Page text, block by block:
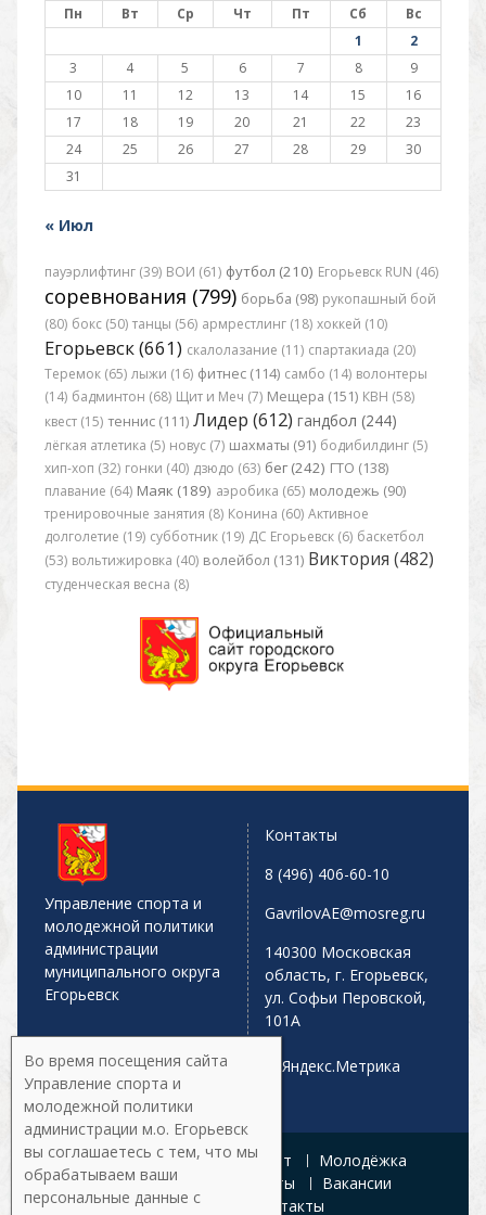
Пн Вт Ср Чт Пт Сб
Вс
1
2
3
4 5 6 7 8
9
10
11 12 13 14 15
16
17
18 19 20 21 22
23
24
25 26 27 28 29
30
31
« Июл
пауэрлифтинг (39) ВОИ (61) футбол (210) Егорьевск RUN (46)
соревнования (799) борьба (98) рукопашный бой
(80) бокс (50) танцы (56) армрестлинг (18) хоккей (10)
Егорьевск (661) скалолазание (11) спартакиада (20)
Теремок (65) лыжи (16) фитнес (114) самбо (14) волонтеры
(14) бадминтон (68) Щит и Меч (7) Мещера (151) КВН (58)
квест (15) теннис (111) Лидер (612) гандбол (244)
лёгкая атлетика (5) новус (7) шахматы (91) бодибилдинг (5)
хип-хоп (32) гонки (40) дзюдо (63) бег (242) ГТО (138)
плавание (64) Маяк (189) аэробика (65) молодежь (90)
тренировочные занятия (8) Конина (60) Активное
долголетие (19) субботник (19) ДС Егорьевск (6) баскетбол
(53) вольтижировка (40) волейбол (131) Виктория (482)
студенческая весна (8)
Управление спорта и
молодежной политики
администрации
муниципального округа
Егорьевск
Контакты
8 (496) 406-60-10
GavrilovAE@mosreg.ru
140300 Московская
область, г. Егорьевск,
ул. Софьи Перовской,
101А
Главная Афиша Спорт
Молодёжка
Управление
Документы
Вакансии
Галерея
Контакты
Во время посещения сайта
Управление спорта и
молодежной политики
администрации м.о. Егорьевск
вы соглашаетесь с тем, что мы
обрабатываем ваши
персональные данные с